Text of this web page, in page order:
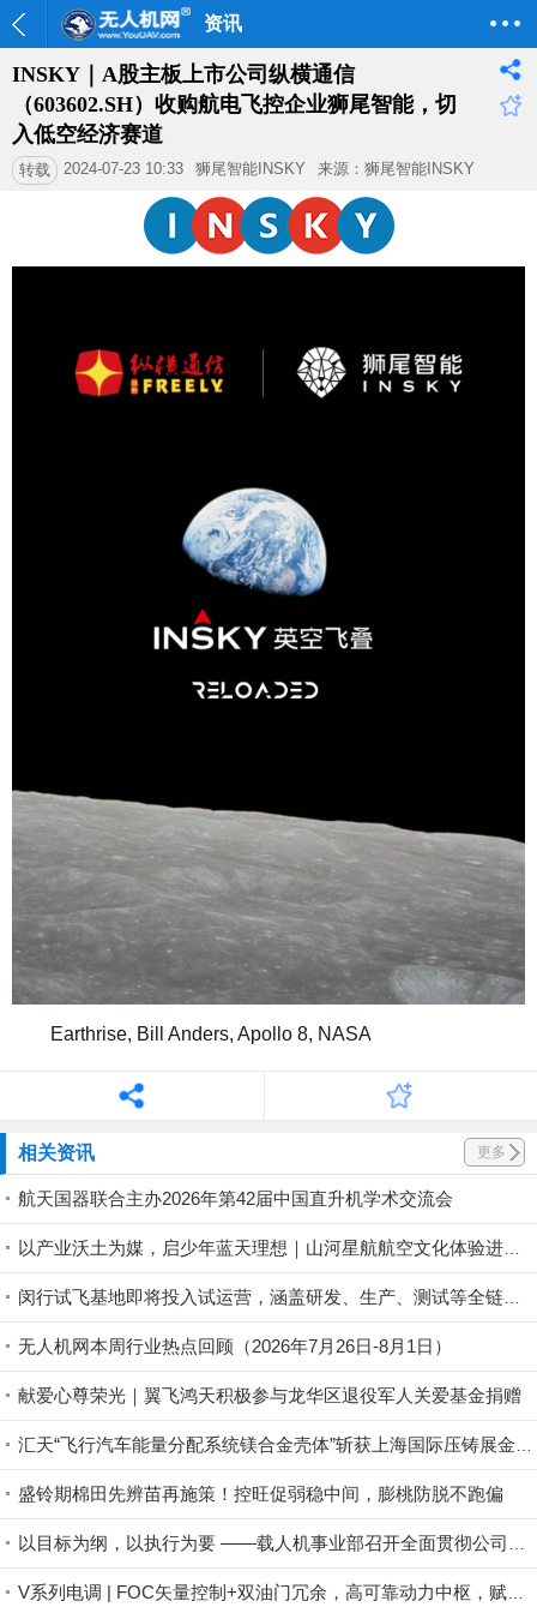
资讯
INSKY｜A股主板上市公司纵横通信
（603602.SH）收购航电飞控企业狮尾智能，切
入低空经济赛道
转载 2024-07-23 10:33 狮尾智能INSKY 来源：狮尾智能INSKY
Earthrise, Bill Anders, Apollo 8, NASA
相关资讯 更多
航天国器联合主办2026年第42届中国直升机学术交流会
无人机网本周行业热点回顾（2026年7月26日-8月1日）
献爱心尊荣光｜翼飞鸿天积极参与龙华区退役军人关爱基金捐赠
盛铃期棉田先辨苗再施策！控旺促弱稳中间，膨桃防脱不跑偏